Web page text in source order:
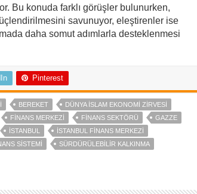
Bu konuda farklı görüşler bulunurken,
savunuyor, eleştirenler ise
daha somut adımlarla desteklenmesi
Pinterest
BEREKET
DÜNYA İSLAM EKONOMI ZIRVESI
FINANS MERKEZI FINANS SEKTÖRÜ
GAZZE
İSTANBUL
İSTANBUL FINANS MERKEZI
SISTEMI
SÜRDÜRÜLEBILIR KALKINMA